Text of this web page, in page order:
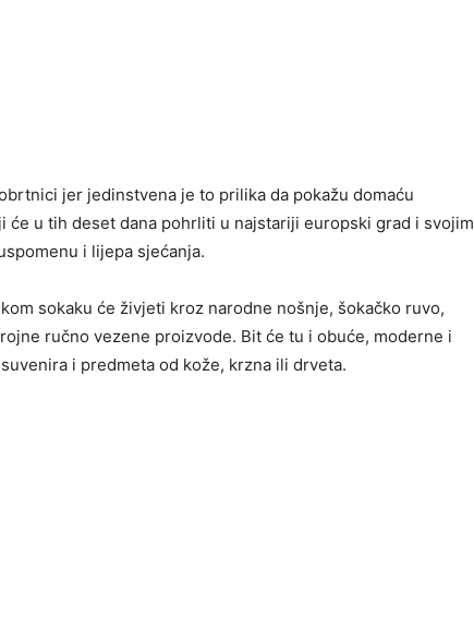
jer jedinstvena je to prilika da pokažu domaću
u tih deset dana pohrliti u najstariji europski grad i svojim
i lijepa sjećanja.
sokaku će živjeti kroz narodne nošnje, šokačko ruvo,
ručno vezene proizvode. Bit će tu i obuće, moderne i
i predmeta od kože, krzna ili drveta.